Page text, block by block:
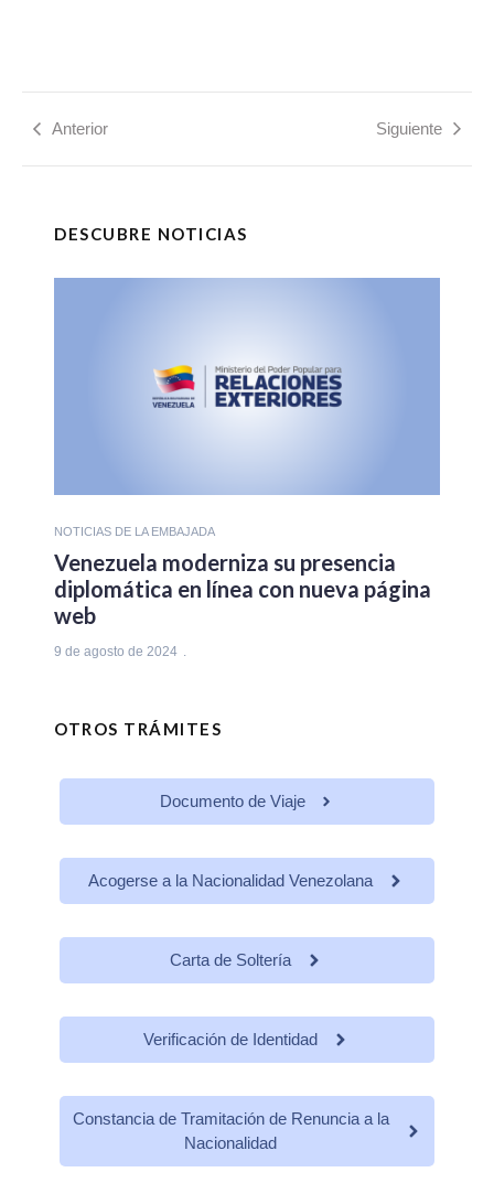
Anterior Siguiente
DESCUBRE NOTICIAS
NOTICIAS DE LA EMBAJADA
Venezuela moderniza su presencia
diplomática en línea con nueva página
web
9 de agosto de 2024
OTROS TRÁMITES
Documento de Viaje
Acogerse a la Nacionalidad Venezolana
Carta de Soltería
Verificación de Identidad
Constancia de Tramitación de Renuncia a la
Nacionalidad